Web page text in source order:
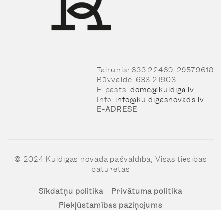
Tālrunis: 633 22469, 29579618
Būvvalde: 633 21903
E-pasts: dome@kuldiga.lv
Info: info@kuldigasnovads.lv
E-ADRESE
© 2024 Kuldīgas novada pašvaldība, Visas tiesības
paturētas
Sīkdatņu politika
Privātuma politika
Piekļūstamības paziņojums